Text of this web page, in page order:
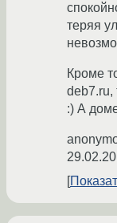
теряя
Кроме
deb7.ru,
:) А